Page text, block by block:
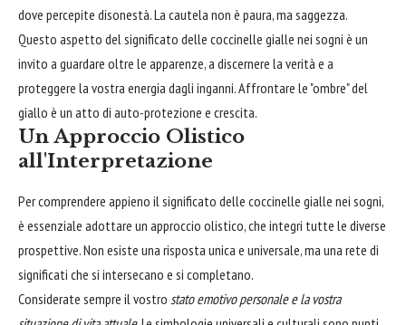
dove percepite disonestà. La cautela non è paura, ma saggezza.
Questo aspetto del significato delle coccinelle gialle nei sogni è un
invito a guardare oltre le apparenze, a discernere la verità e a
proteggere la vostra energia dagli inganni. Affrontare le "ombre" del
giallo è un atto di auto-protezione e crescita.
Un Approccio Olistico
all'Interpretazione
Per comprendere appieno il significato delle coccinelle gialle nei sogni,
è essenziale adottare un approccio olistico, che integri tutte le diverse
prospettive. Non esiste una risposta unica e universale, ma una rete di
significati che si intersecano e si completano.
Considerate sempre il vostro stato emotivo personale e la vostra